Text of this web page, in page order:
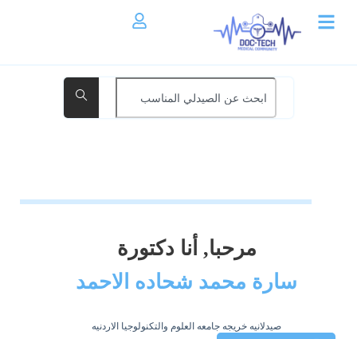
مرحبا, أنا دكتورة
سارة محمد شحاده الاحمد
صيدلانيه خريجه جامعه العلوم والتكنولوجيا الاردنيه